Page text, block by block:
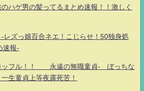
ハゲ男の髪ってるまとめ速報！！激しく
レズっ娘百合ネエ！こじらせ！50独身処
速報-
ッフル！！ 永遠の無職童貞- ぼっちな
生童貞上等夜露死苦！